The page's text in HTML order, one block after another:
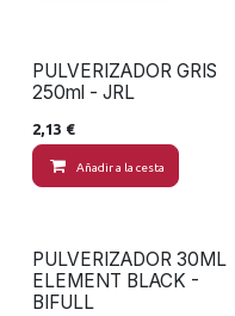
PULVERIZADOR GRIS
250ml - JRL
2,13 €
Añadir a la cesta
PULVERIZADOR 30ML
ELEMENT BLACK -
BIFULL